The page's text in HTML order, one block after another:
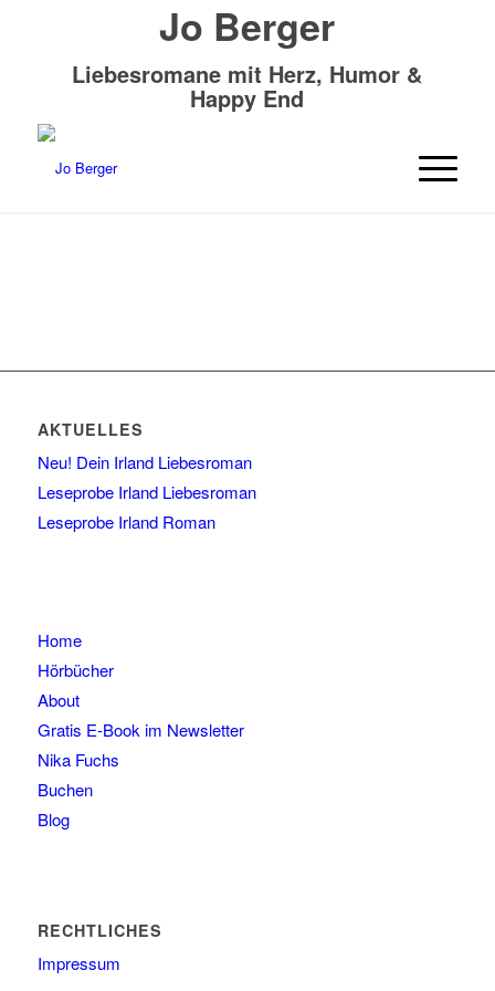
Jo Berger
Liebesromane mit Herz, Humor &
Happy End
AKTUELLES
Neu! Dein Irland Liebesroman
Leseprobe Irland Liebesroman
Leseprobe Irland Roman
Home
Hörbücher
About
Gratis E-Book im Newsletter
Nika Fuchs
Buchen
Blog
RECHTLICHES
Impressum